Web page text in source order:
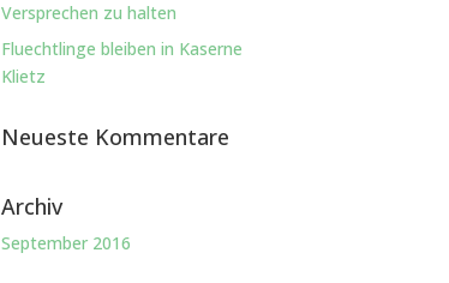
Versprechen zu halten
Fluechtlinge bleiben in Kaserne
Klietz
Neueste Kommentare
Archiv
September 2016